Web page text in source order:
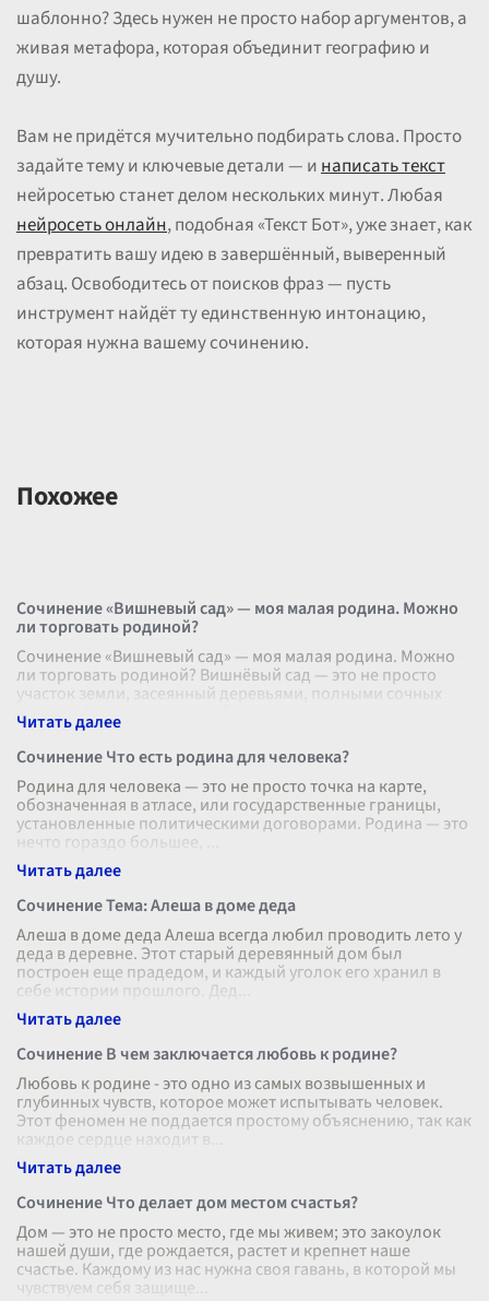
шаблонно? Здесь нужен не просто набор аргументов, а
живая метафора, которая объединит географию и
душу.
Вам не придётся мучительно подбирать слова. Просто
задайте тему и ключевые детали — инаписать текст
нейросетью станет делом нескольких минут. Любая
нейросеть онлайн, подобная «Текст Бот», уже знает, как
превратить вашу идею в завершённый, выверенный
абзац. Освободитесь от поисков фраз — пусть
инструмент найдёт ту единственную интонацию,
которая нужна вашему сочинению.
Похожее
Сочинение «Вишневый сад» — моя малая родина. Можно
ли торговать родиной?
Сочинение «Вишневый сад» — моя малая родина. Можно
ли торговать родиной? Вишнёвый сад — это не просто
участок земли, засеянный деревьями, полными сочных
плодов. Это символ родной
Сочинение Что есть родина для человека?
Родина для человека — это не просто точка на карте,
обозначенная в атласе, или государственные границы,
установленные политическими договорами. Родина — это
нечто гораздо большее,
Сочинение Тема: Алеша в доме деда
Алеша в доме деда Алеша всегда любил проводить лето у
деда в деревне. Этот старый деревянный дом был
построен еще прадедом, и каждый уголок его хранил в
себе истории прошлого. Дед
Сочинение В чем заключается любовь к родине?
Любовь к родине - это одно из самых возвышенных и
глубинных чувств, которое может испытывать человек.
Этот феномен не поддается простому объяснению, так как
каждое сердце находит в
Сочинение Что делает дом местом счастья?
Дом — это не просто место, где мы живем; это закоулок
нашей души, где рождается, растет и крепнет наше
счастье. Каждому из нас нужна своя гавань, в которой мы
чувствуем себя защище